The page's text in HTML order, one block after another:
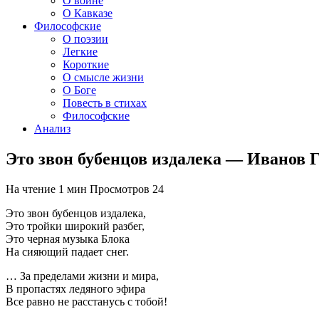
О Кавказе
Философские
О поэзии
Легкие
Короткие
О смысле жизни
О Боге
Повесть в стихах
Философские
Анализ
Это звон бубенцов издалека — Иванов
На чтение 1 мин Просмотров 24
Это звон бубенцов издалека,
Это тройки широкий разбег,
Это черная музыка Блока
На сияющий падает снег.
… За пределами жизни и мира,
В пропастях ледяного эфира
Все равно не расстанусь с тобой!